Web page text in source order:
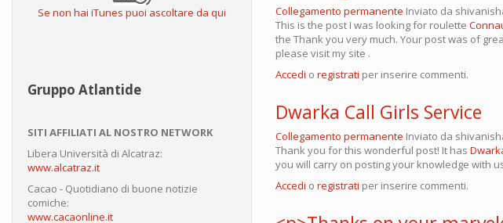
Se non hai iTunes puoi ascoltare da qui
Gruppo Atlantide
SITI AFFILIATI AL NOSTRO NETWORK
Libera Università di Alcatraz:
www.alcatraz.it
Cacao - Quotidiano di buone notizie
comiche:
www.cacaonline.it
Collegamento permanente Inviato da
This is the post I was looking for roulette
the Thank you very much. Your post was of
please visit my site .
Accedi o registrati per inserire commenti.
Dwarka Call Girls Service
Collegamento permanente Inviato da
Thank you for this wonderful post! It has
you will carry on posting your knowledge with
Accedi o registrati per inserire commenti.